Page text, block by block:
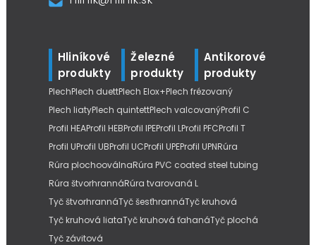
Hliníkové
produkty
Železné
produkty
Antikorové
produkty
PlechPlech duettPlech Elox+Plech frézovaný
Plech liatyPlech quintettPlech valcovanýProfil C
Profil HEAProfil HEBProfil IPEProfil LProfil PFCProfil T
Profil UProfil UBProfil UCProfil UPEProfil UPNRúra
Rúra plochooválnaRúra PVC coated steel tubing
Rúra štvorhrannáRúra tvarovaná L
Tyč štvorhrannáTyč šesťhrannáTyč kruhová
Tyč kruhová liataTyč kruhová ťahanáTyč plochá
Tyč závitová